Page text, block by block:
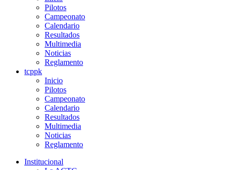
Pilotos
Campeonato
Calendario
Resultados
Multimedia
Noticias
Reglamento
tcppk
Inicio
Pilotos
Campeonato
Calendario
Resultados
Multimedia
Noticias
Reglamento
Institucional